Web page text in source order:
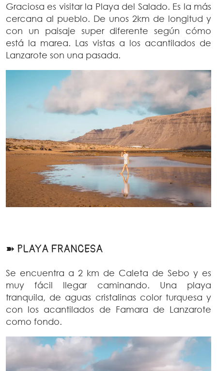
Graciosa es visitar la Playa del Salado. Es la más
cercana al pueblo. De unos 2km de longitud y
con un paisaje super diferente según cómo
está la marea. Las vistas a los acantilados de
Lanzarote son una pasada.
➽ PLAYA FRANCESA
Se encuentra a 2 km de Caleta de Sebo y es
muy fácil llegar caminando. Una playa
tranquila, de aguas cristalinas color turquesa y
con los acantilados de Famara de Lanzarote
como fondo.